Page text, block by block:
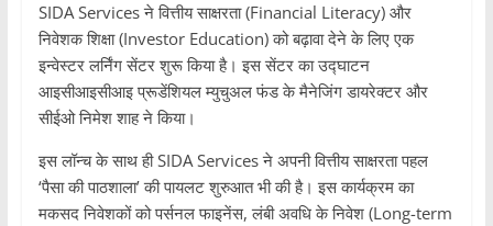
SIDA Services ने वित्तीय साक्षरता (Financial Literacy) और
निवेशक शिक्षा (Investor Education) को बढ़ावा देने के लिए एक
इन्वेस्टर लर्निंग सेंटर शुरू किया है। इस सेंटर का उद्घाटन
आइसीआइसीआइ प्रूडेंशियल म्युचुअल फंड के मैनेजिंग डायरेक्टर और
सीईओ निमेश शाह ने किया।
इस लॉन्च के साथ ही SIDA Services ने अपनी वित्तीय साक्षरता पहल
‘पैसा की पाठशाला’ की पायलट शुरुआत भी की है। इस कार्यक्रम का
मकसद निवेशकों को पर्सनल फाइनेंस, लंबी अवधि के निवेश (Long-term